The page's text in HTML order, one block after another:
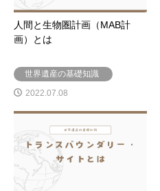
人間と生物圏計画（MAB計
画）とは
世界遺産の基礎知識
2022.07.08